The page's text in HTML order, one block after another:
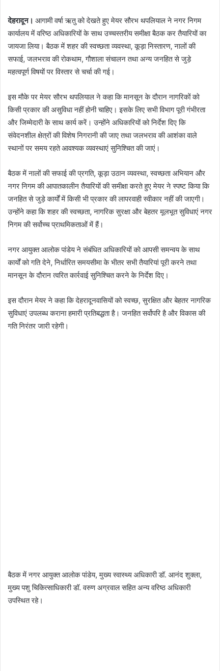
देहरादून। आगामी वर्षा ऋतु को देखते हुए मेयर सौरभ थपलियाल ने नगर निगम
कार्यालय में वरिष्ठ अधिकारियों के साथ उच्चस्तरीय समीक्षा बैठक कर तैयारियों का
जायजा लिया। बैठक में शहर की स्वच्छता व्यवस्था, कूड़ा निस्तारण, नालों की
सफाई, जलभराव की रोकथाम, गौशाला संचालन तथा अन्य जनहित से जुड़े
महत्वपूर्ण विषयों पर विस्तार से चर्चा की गई।
इस मौके पर मेयर सौरभ थपलियाल ने कहा कि मानसून के दौरान नागरिकों को
किसी प्रकार की असुविधा नहीं होनी चाहिए। इसके लिए सभी विभाग पूरी गंभीरता
और जिम्मेदारी के साथ कार्य करें। उन्होंने अधिकारियों को निर्देश दिए कि
संवेदनशील क्षेत्रों की विशेष निगरानी की जाए तथा जलभराव की आशंका वाले
स्थानों पर समय रहते आवश्यक व्यवस्थाएं सुनिश्चित की जाएं।
बैठक में नालों की सफाई की प्रगति, कूड़ा उठान व्यवस्था, स्वच्छता अभियान और
नगर निगम की आपातकालीन तैयारियों की समीक्षा करते हुए मेयर ने स्पष्ट किया कि
जनहित से जुड़े कार्यों में किसी भी प्रकार की लापरवाही स्वीकार नहीं की जाएगी।
उन्होंने कहा कि शहर की स्वच्छता, नागरिक सुरक्षा और बेहतर मूलभूत सुविधाएं नगर
निगम की सर्वोच्च प्राथमिकताओं में हैं।
नगर आयुक्त आलोक पांडेय ने संबंधित अधिकारियों को आपसी समन्वय के साथ
कार्यों को गति देने, निर्धारित समयसीमा के भीतर सभी तैयारियां पूरी करने तथा
मानसून के दौरान त्वरित कार्रवाई सुनिश्चित करने के निर्देश दिए।
इस दौरान मेयर ने कहा कि देहरादूनवासियों को स्वच्छ, सुरक्षित और बेहतर नागरिक
सुविधाएं उपलब्ध कराना हमारी प्रतिबद्धता है। जनहित सर्वोपरि है और विकास की
गति निरंतर जारी रहेगी।
बैठक में नगर आयुक्त आलोक पांडेय, मुख्य स्वास्थ्य अधिकारी डॉ. आनंद शुक्ला,
मुख्य पशु चिकित्साधिकारी डॉ. वरुण अग्रवाल सहित अन्य वरिष्ठ अधिकारी
उपस्थित रहे।